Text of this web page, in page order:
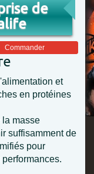
de
Commander
et
en protéines
la masse
suffisamment de
pour